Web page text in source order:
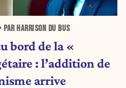
HARRISON DU BUS
bord de la «
: l’addition de
arrive